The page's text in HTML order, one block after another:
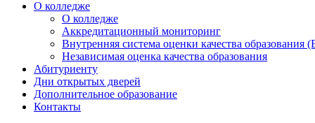
О колледже
О колледже
Аккредитационный мониторинг
Внутренняя система оценки качества
Независимая оценка качества образования
Абитуриенту
Дни открытых дверей
Дополнительное образование
Контакты